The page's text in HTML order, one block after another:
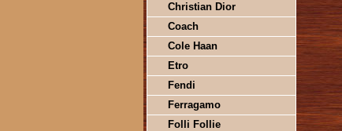
Christian Dior
Coach
Cole Haan
Etro
Fendi
Ferragamo
Folli Follie